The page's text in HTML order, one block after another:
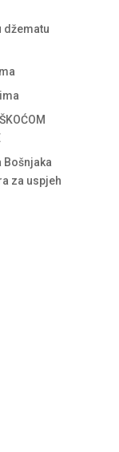
džematu
Bošnjaka
za uspjeh